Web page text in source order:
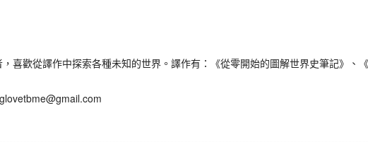
歡從譯作中探索各種未知的世界。譯作有：《從零開始的圖解世界史筆記》、